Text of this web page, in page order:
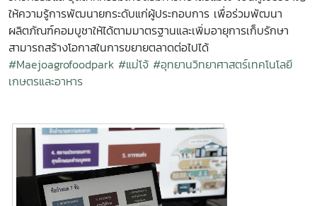
ให้ความรู้การพัฒนายกระดับแก่ผู้ประกอบการ เพื่อร่วมพัฒนา
ผลิตภัณฑ์คอมบูชาให้ได้ตามมาตรฐานและเพิ่มอายุการเก็บรักษา
สามารถสร้างโอกาสในการขยายตลาดต่อไปได้
#Maejoagrofoodpark #แม่โจ้ #อุทยานวิทยาศาสตร์เทคโนโลยี
เกษตรและอาหาร